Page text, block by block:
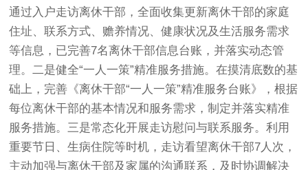
通过入户走访离休干部，全面收集更新离休干部的家庭
住址、联系方式、赡养情况、健康状况及生活服务需求
等信息，已完善7名离休干部信息台账，并落实动态管
理。二是健全“一人一策”精准服务措施。在摸清底数的基
础上，完善《离休干部“一人一策”精准服务台账》，根据
每位离休干部的基本情况和服务需求，制定并落实精准
服务措施。三是常态化开展走访慰问与联系服务。利用
重要节日、生病住院等时机，走访看望离休干部7人次，
主动加强与离休干部及家属的沟通联系，及时协调解决